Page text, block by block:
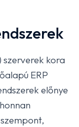
kora
ERP
előnye